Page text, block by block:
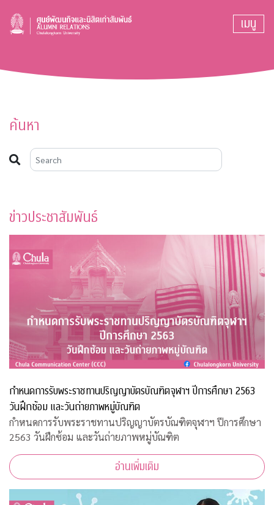
เมนู
ค้นหา
ข่าวประชาสัมพันธ์
กำหนดการรับพระราชทานปริญญาบัตรบัณฑิตจุฬาฯ ปีการศึกษา 2563
วันฝึกซ้อม และวันถ่ายภาพหมู่บัณฑิต
กำหนดการรับพระราชทานปริญญาบัตรบัณฑิตจุฬาฯ ปีการศึกษา
2563 วันฝึกซ้อม และวันถ่ายภาพหมู่บัณฑิต
อ่านเพิ่มเติม